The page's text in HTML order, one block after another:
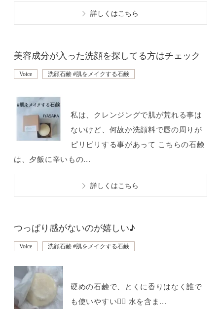
詳しくはこちら
美容成分が入った洗顔を探してる方はチェック
Voice 洗顔石鹸 #肌をメイクする石鹸
私は、クレンジングで肌が荒れる事は
ないけど、何故か洗顔料で唇の周りが
ピリピリする事があって こちらの石鹸
は、夕飯に辛いもの...
詳しくはこちら
つっぱり感がないのが嬉しい♪
Voice 洗顔石鹸 #肌をメイクする石鹸
硬めの石鹸で、とくに香りはなく誰で
も使いやすい🙆‍♀️ 水を含ま...